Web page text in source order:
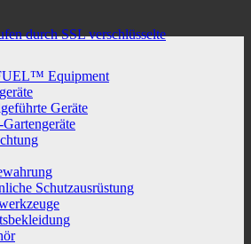
Equipment
Geräte
Schutzausrüstung